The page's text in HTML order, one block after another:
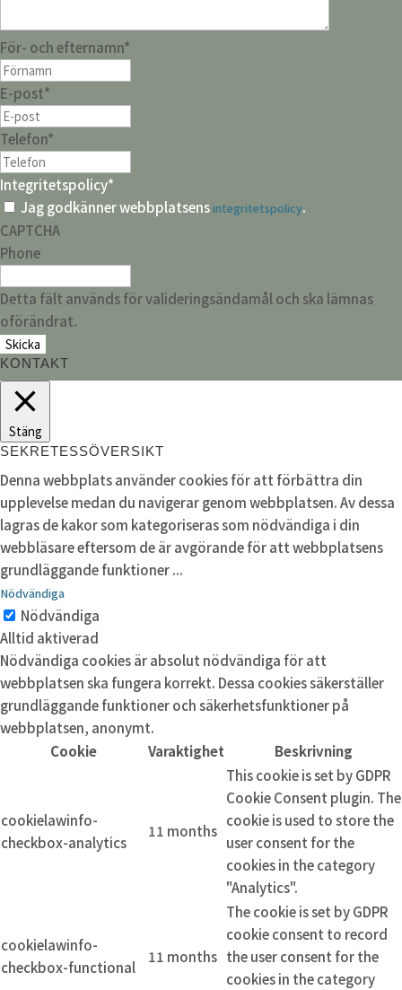
För- och efternamn*
E-post*
Telefon*
Integritetspolicy*
Jag godkänner webbplatsensintegritetspolicy.
CAPTCHA
Phone
Detta fält används för valideringsändamål och ska lämnas
oförändrat.
KONTAKT
Stäng
SEKRETESSÖVERSIKT
Denna webbplats använder cookies för att förbättra din
upplevelse medan du navigerar genom webbplatsen. Av dessa
lagras de kakor som kategoriseras som nödvändiga i din
webbläsare eftersom de är avgörande för att webbplatsens
grundläggande funktioner...
Nödvändiga
Nödvändiga
Alltid aktiverad
Nödvändiga cookies är absolut nödvändiga för att
webbplatsen ska fungera korrekt. Dessa cookies säkerställer
grundläggande funktioner och säkerhetsfunktioner på
webbplatsen, anonymt.
Cookie
Varaktighet Beskrivning
cookielawinfo-
checkbox-analytics
11 months
This cookie is set by GDPR
Cookie Consent plugin. The
cookie is used to store the
user consent for the
cookies in the category
"Analytics".
cookielawinfo-
checkbox-functional
11 months
The cookie is set by GDPR
cookie consent to record
the user consent for the
cookies in the category